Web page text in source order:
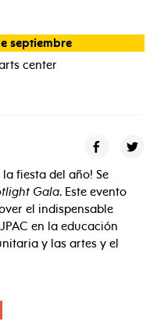
septiembre
center
la fiesta del año! Se
Gala. Este evento
el indispensable
en la educación
y las artes y el